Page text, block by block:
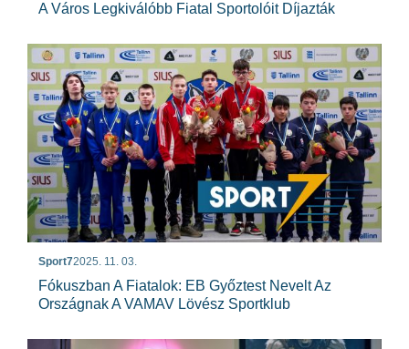
A Város Legkiválóbb Fiatal Sportolóit Díjazták
Sport72025. 11. 03.
Fókuszban A Fiatalok: EB Győztest Nevelt Az
Országnak A VAMAV Lövész Sportklub